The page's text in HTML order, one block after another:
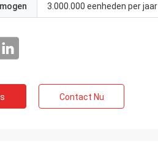
3.000.000 eenheden per jaar
Contact Nu